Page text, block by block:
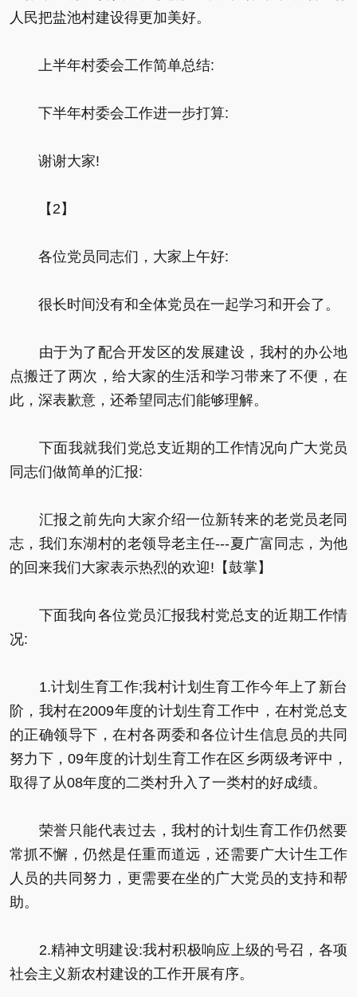
人民把盐池村建设得更加美好。
上半年村委会工作简单总结:
下半年村委会工作进一步打算:
谢谢大家!
【2】
各位党员同志们，大家上午好:
很长时间没有和全体党员在一起学习和开会了。
由于为了配合开发区的发展建设，我村的办公地
点搬迁了两次，给大家的生活和学习带来了不便，在
此，深表歉意，还希望同志们能够理解。
下面我就我们党总支近期的工作情况向广大党员
同志们做简单的汇报:
汇报之前先向大家介绍一位新转来的老党员老同
志，我们东湖村的老领导老主任---夏广富同志，为他
的回来我们大家表示热烈的欢迎!【鼓掌】
下面我向各位党员汇报我村党总支的近期工作情
况:
1.计划生育工作;我村计划生育工作今年上了新台
阶，我村在2009年度的计划生育工作中，在村党总支
的正确领导下，在村各两委和各位计生信息员的共同
努力下，09年度的计划生育工作在区乡两级考评中，
取得了从08年度的二类村升入了一类村的好成绩。
荣誉只能代表过去，我村的计划生育工作仍然要
常抓不懈，仍然是任重而道远，还需要广大计生工作
人员的共同努力，更需要在坐的广大党员的支持和帮
助。
2.精神文明建设:我村积极响应上级的号召，各项
社会主义新农村建设的工作开展有序。